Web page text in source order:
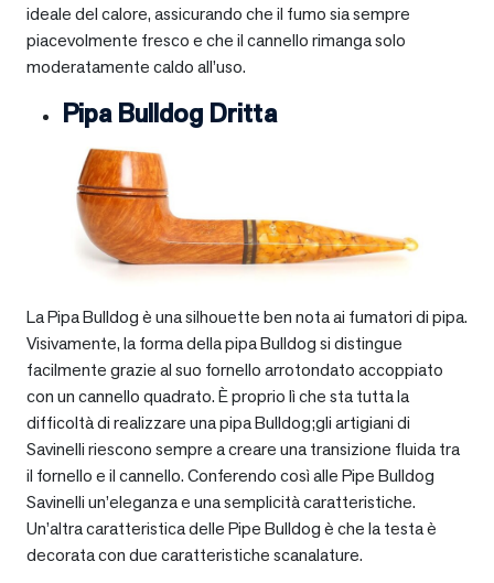
ideale del calore, assicurando che il fumo sia sempre
piacevolmente fresco e che il cannello rimanga solo
moderatamente caldo all’uso.
Pipa Bulldog Dritta
La Pipa Bulldog è una silhouette ben nota ai fumatori di pipa.
Visivamente, la forma della pipa Bulldog si distingue
facilmente grazie al suo fornello arrotondato accoppiato
con un cannello quadrato. È proprio lì che sta tutta la
difficoltà di realizzare una pipa Bulldog;gli artigiani di
Savinelli riescono sempre a creare una transizione fluida tra
il fornello e il cannello. Conferendo così alle Pipe Bulldog
Savinelli un’eleganza e una semplicità caratteristiche.
Un’altra caratteristica delle Pipe Bulldog è che la testa è
decorata con due caratteristiche scanalature.